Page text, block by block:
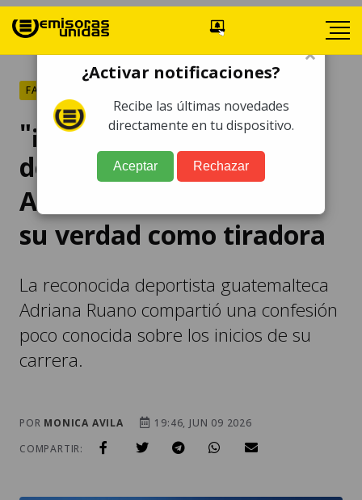
FARÁNDULA
"¡Tenía miedo!": La
deportista olímpica
Adriana Ruano confiesa
su verdad como tiradora
La reconocida deportista guatemalteca
Adriana Ruano compartió una confesión
poco conocida sobre los inicios de su
carrera.
POR MONICA AVILA
19:46, JUN 09 2026
COMPARTIR:
×
¿Activar notificaciones?
Recibe las últimas novedades
directamente en tu dispositivo.
Aceptar Rechazar